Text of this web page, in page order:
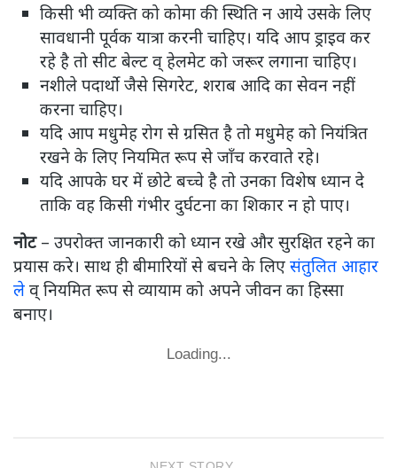
किसी भी व्यक्ति को कोमा की स्थिति न आये उसके लिए
सावधानी पूर्वक यात्रा करनी चाहिए। यदि आप ड्राइव कर
रहे है तो सीट बेल्ट व् हेलमेट को जरूर लगाना चाहिए।
नशीले पदार्थो जैसे सिगरेट, शराब आदि का सेवन नहीं
करना चाहिए।
यदि आप मधुमेह रोग से ग्रसित है तो मधुमेह को नियंत्रित
रखने के लिए नियमित रूप से जाँच करवाते रहे।
यदि आपके घर में छोटे बच्चे है तो उनका विशेष ध्यान दे
ताकि वह किसी गंभीर दुर्घटना का शिकार न हो पाए।
नोट– उपरोक्त जानकारी को ध्यान रखे और सुरक्षित रहने का
प्रयास करे। साथ ही बीमारियों से बचने के लिए संतुलित आहार
ले व् नियमित रूप से व्यायाम को अपने जीवन का हिस्सा
बनाए।
Loading...